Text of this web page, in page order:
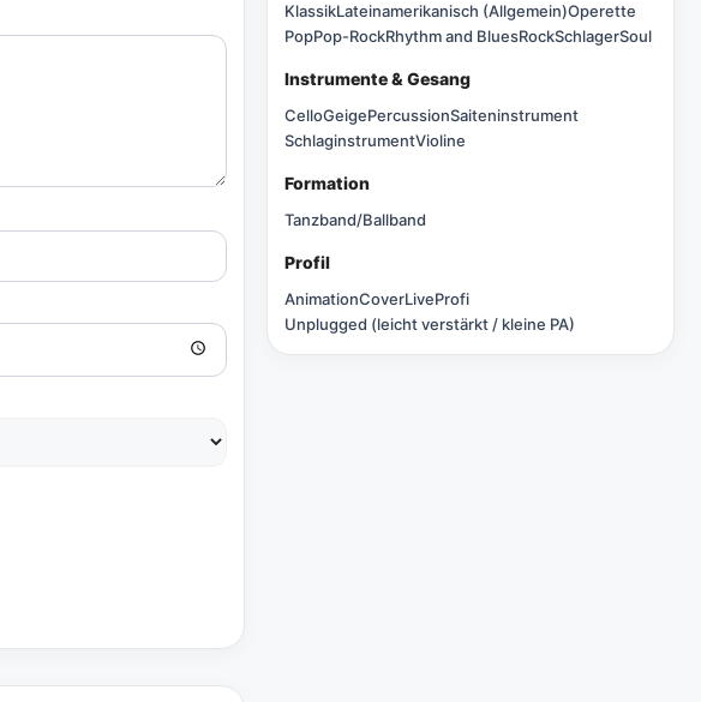
KlassikLateinamerikanisch (Allgemein)Operette
PopPop-RockRhythm and BluesRockSchlagerSoul
Instrumente & Gesang
CelloGeigePercussionSaiteninstrument
SchlaginstrumentVioline
Formation
Tanzband/Ballband
Profil
AnimationCoverLiveProfi
Unplugged (leicht verstärkt / kleine PA)